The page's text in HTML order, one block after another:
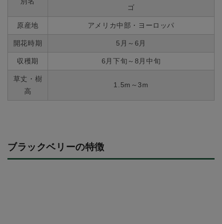
ゴ
原産地 アメリカ中部・ヨーロッパ
開花時期 5月～6月
収穫期 6月下旬～8月中旬
草丈・樹
高
1.5m～3m
ブラックベリーの特徴